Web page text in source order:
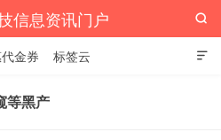

金券 标签云

等黑产